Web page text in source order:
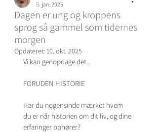
Dagen er ung og kroppens
sprog så gammel som tidernes
morgen
5. jan. 2025
Opdateret: 10. okt. 2025
Vi kan genopdage det...
FORUDEN HISTORIE
Har du nogensinde mærket hvem
du er når historien om dit liv, og dine
erfaringer ophører?